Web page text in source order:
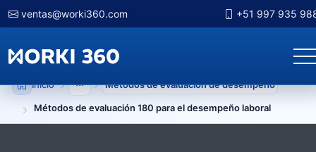
ventas@worki360.com +51 997 935
Inicio Mostrar niveles anteriores
Métodos de evaluación de desempeño
Métodos de evaluación 180 para el desempeño laboral